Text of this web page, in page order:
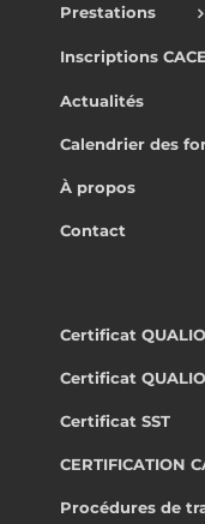
Prestations
Inscriptions
Actualités
Calendrier des
À propos
Contact
Certificat
Certificat
Certificat SST
CERTIFICATION
Procédures de